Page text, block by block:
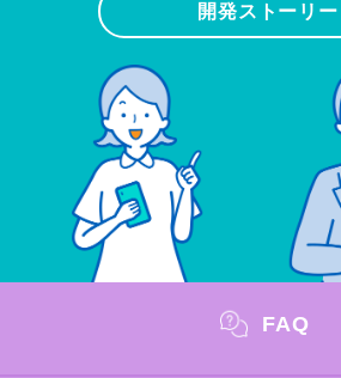
開発ストーリー
FAQ